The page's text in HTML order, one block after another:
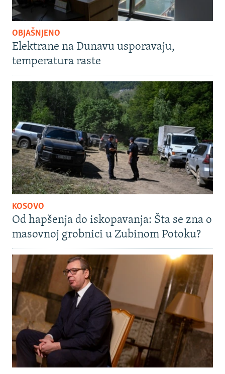
OBJAŠNJENO
Elektrane na Dunavu usporavaju,
temperatura raste
KOSOVO
Od hapšenja do iskopavanja: Šta se zna o
masovnoj grobnici u Zubinom Potoku?